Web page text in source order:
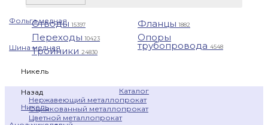
Фольга медная
Шина медная
Никель
Назад
Никель
Отводы15397
Переходы10423
Тройники 24830
Фланцы1882
Опоры
трубопровода 4548
Каталог
Нержавеющий металлопрокат
Оцинкованный металлопрокат
Цветной металлопрокат